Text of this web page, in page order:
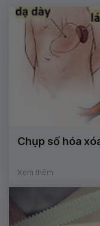
Chụp số hóa
Xem thêm